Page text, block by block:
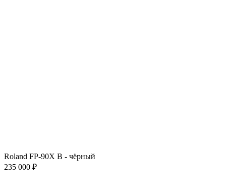
Roland FP-90X B - чёрный
235 000 ₽